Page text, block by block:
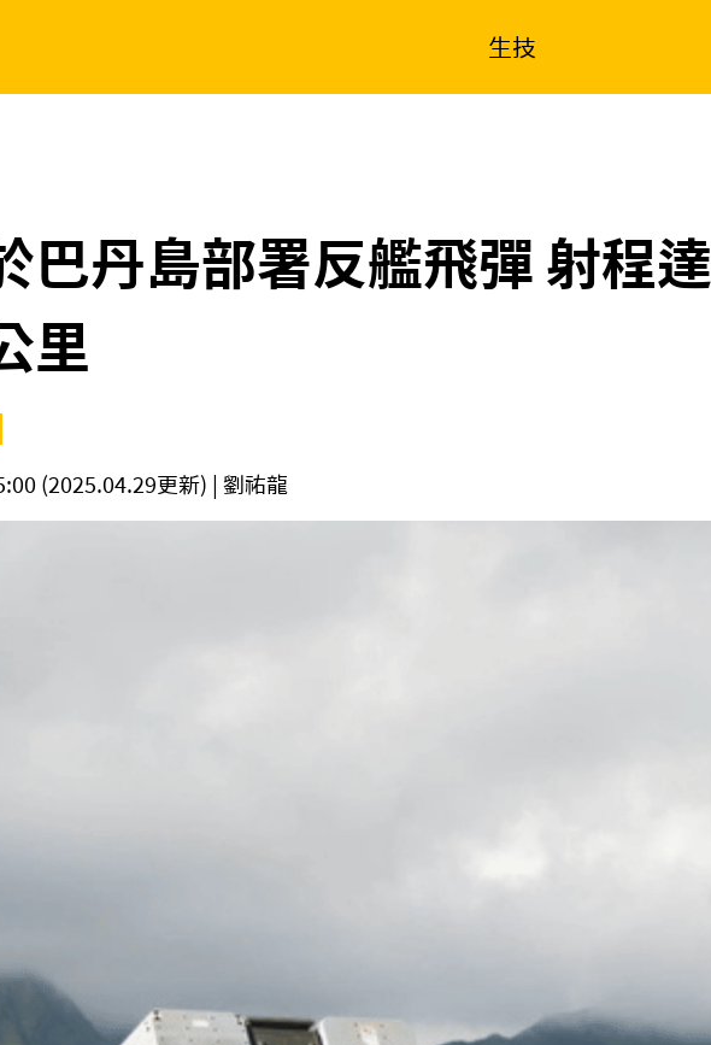
生技
巴丹島部署反艦飛彈 射程達
里
(2025.04.29更新) | 劉祐龍